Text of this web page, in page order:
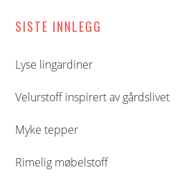
Hoved
sidebar
SISTE INNLEGG
Lyse lingardiner
Velurstoff inspirert av gårdslivet
Myke tepper
Rimelig møbelstoff